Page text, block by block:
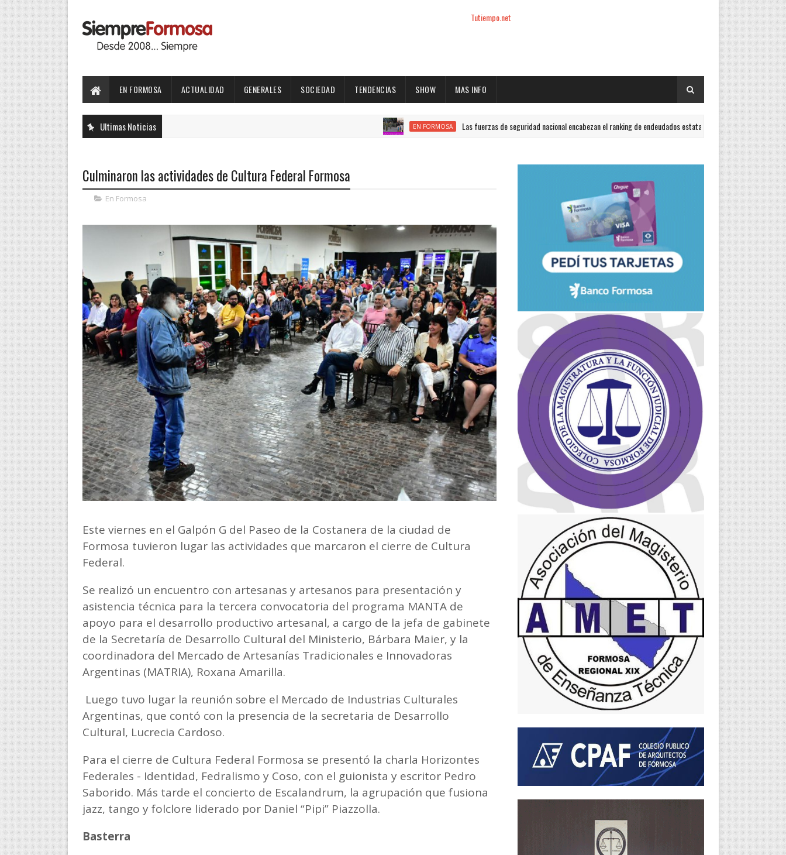
Tutiempo.net
EN FORMOSA ACTUALIDAD GENERALES SOCIEDAD TENDENCIAS SHOW MAS INFO
Ultimas Noticias EN FORMOSA Las fuerzas de seguridad nacional encabezan el ranking de endeudados estatales ACTUALIDAD Un
Culminaron las actividades de Cultura Federal Formosa
En Formosa
Este viernes en el Galpón G del Paseo de la Costanera de la ciudad de
Formosa tuvieron lugar las actividades que marcaron el cierre de Cultura
Federal.
Se realizó un encuentro con artesanas y artesanos para presentación y
asistencia técnica para la tercera convocatoria del programa MANTA de
apoyo para el desarrollo productivo artesanal, a cargo de la jefa de gabinete
de la Secretaría de Desarrollo Cultural del Ministerio, Bárbara Maier, y la
coordinadora del Mercado de Artesanías Tradicionales e Innovadoras
Argentinas (MATRIA), Roxana Amarilla.
Luego tuvo lugar la reunión sobre el Mercado de Industrias Culturales
Argentinas, que contó con la presencia de la secretaria de Desarrollo
Cultural, Lucrecia Cardoso.
Para el cierre de Cultura Federal Formosa se presentó la charla Horizontes
Federales - Identidad, Fedralismo y Coso, con el guionista y escritor Pedro
Saborido. Más tarde el concierto de Escalandrum, la agrupación que fusiona
jazz, tango y folclore liderado por Daniel “Pipi” Piazzolla.
Basterra